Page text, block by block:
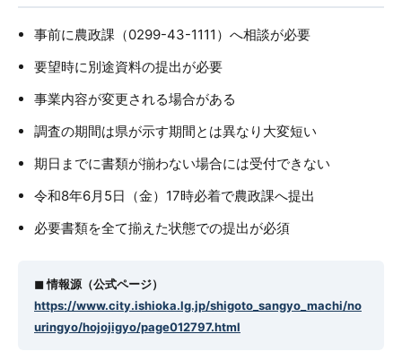
事前に農政課（0299-43-1111）へ相談が必要
要望時に別途資料の提出が必要
事業内容が変更される場合がある
調査の期間は県が示す期間とは異なり大変短い
期日までに書類が揃わない場合には受付できない
令和8年6月5日（金）17時必着で農政課へ提出
必要書類を全て揃えた状態での提出が必須
◼︎ 情報源（公式ページ）
https://www.city.ishioka.lg.jp/shigoto_sangyo_machi/no
uringyo/hojojigyo/page012797.html